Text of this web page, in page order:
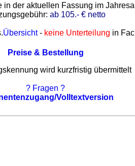
in der aktuellen Fassung im
ab 105.- € netto
Übersicht- keine Unterteilung in
Preise & Bestellung
wird kurzfristig übermittelt
? Fragen ?
Volltextversion